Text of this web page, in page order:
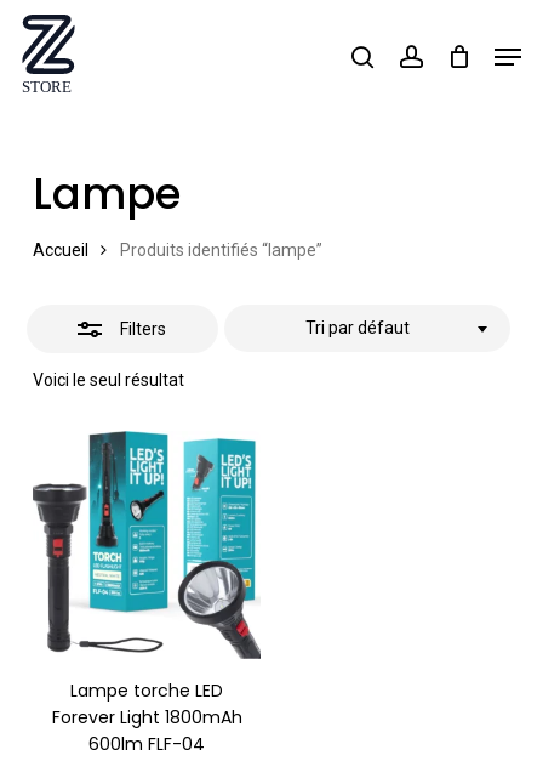
Skip
main
searchaccount
Lampe
Accueil Produits identifiés “lampe”
Filters
Voici le seul résultat
Tri par défaut
Close
Lampe torche LED
Forever Light 1800mAh
600lm FLF-04